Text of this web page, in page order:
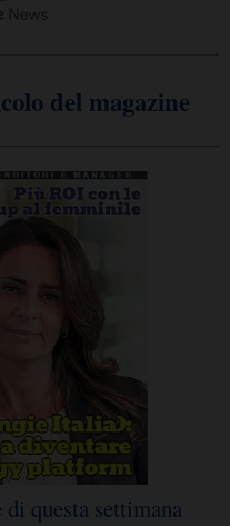
del magazine
questa settimana